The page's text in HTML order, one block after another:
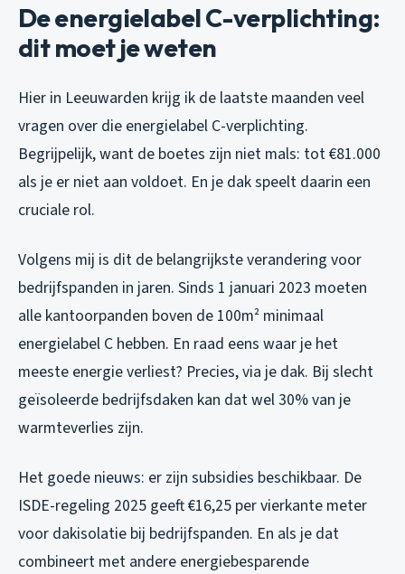
De energielabel C-verplichting:
dit moet je weten
Hier in Leeuwarden krijg ik de laatste maanden veel
vragen over die energielabel C-verplichting.
Begrijpelijk, want de boetes zijn niet mals: tot €81.000
als je er niet aan voldoet. En je dak speelt daarin een
cruciale rol.
Volgens mij is dit de belangrijkste verandering voor
bedrijfspanden in jaren. Sinds 1 januari 2023 moeten
alle kantoorpanden boven de 100m² minimaal
energielabel C hebben. En raad eens waar je het
meeste energie verliest? Precies, via je dak. Bij slecht
geïsoleerde bedrijfsdaken kan dat wel 30% van je
warmteverlies zijn.
Het goede nieuws: er zijn subsidies beschikbaar. De
ISDE-regeling 2025 geeft €16,25 per vierkante meter
voor dakisolatie bij bedrijfspanden. En als je dat
combineert met andere energiebesparende